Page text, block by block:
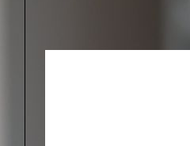
TYPE